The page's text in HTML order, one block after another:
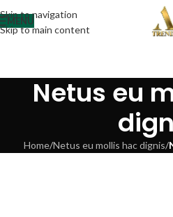
Skip to navigation
Skip to main content
MENU
Netus eu
Home/Netus eu mollis hac dignis/